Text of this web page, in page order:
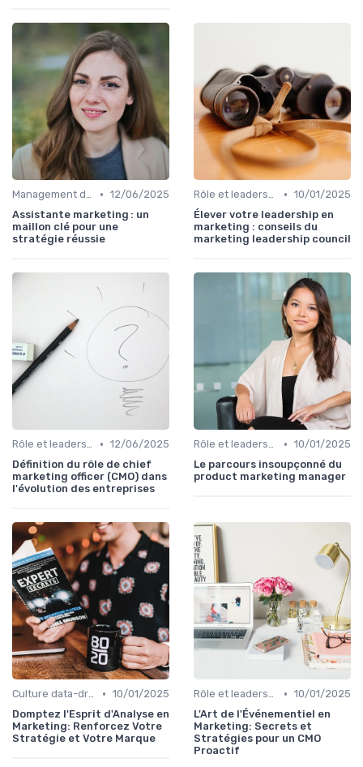
Management des équipes marketing • 12/06/2025
Assistante marketing : un
maillon clé pour une
stratégie réussie
Rôle et leadership du directeur marketing • 10/01/2025
Élever votre leadership en
marketing : conseils du
marketing leadership council
Rôle et leadership du directeur marketing • 12/06/2025
Définition du rôle de chief
marketing officer (CMO) dans
l'évolution des entreprises
Rôle et leadership du directeur marketing • 10/01/2025
Le parcours insoupçonné du
product marketing manager
Culture data-driven & performance • 10/01/2025
Domptez l'Esprit d'Analyse en
Marketing: Renforcez Votre
Stratégie et Votre Marque
Rôle et leadership du directeur marketing • 10/01/2025
L'Art de l'Événementiel en
Marketing: Secrets et
Stratégies pour un CMO
Proactif